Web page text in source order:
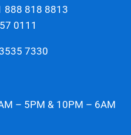
818 8813
0111
7330
– 5PM & 10PM – 6AM